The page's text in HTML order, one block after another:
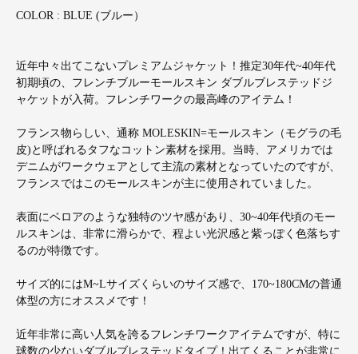
COLOR : BLUE (ブルー）
近年中々出てこないプレミアムジャケット！推定30年代~40年代
初期頃の、フレンチブルーモールスキン ダブルブレステッドジ
ャケットが入荷。フレンチワークの最高峰のアイテム！
フランス物らしい、通称 MOLESKIN=モールスキン（モグラの毛
皮)と呼ばれるタフなコットン素材を採用。当時、アメリカでは
デニムがワークウェアとして主流の素材となっていたのですが、
フランスではこのモールスキンが主に使用されていました。
表面にベロアのような独特のツヤ感があり、30~40年代頃のモー
ルスキンは、非常に滑らかで、程よい光沢感と紫っぽく色落ちす
るのが特徴です。
サイズ的にはM~Lサイズくらいのサイズ感で、170~180CMの普通
体型の方にオススメです！
近年非常に高い人気を誇るフレンチワークアイテムですが、特に
球数の少ないダブルブレステッドタイプ！出てくることが非常に